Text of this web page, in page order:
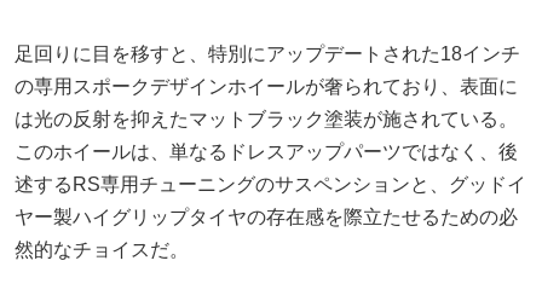
足回りに目を移すと、特別にアップデートされた18インチ
の専用スポークデザインホイールが奢られており、表面に
は光の反射を抑えたマットブラック塗装が施されている。
このホイールは、単なるドレスアップパーツではなく、後
述するRS専用チューニングのサスペンションと、グッドイ
ヤー製ハイグリップタイヤの存在感を際立たせるための必
然的なチョイスだ。